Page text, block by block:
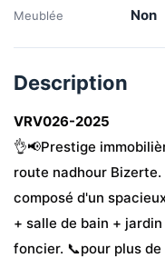
Meublée Non
Description
VRV026-2025
👌📢Prestige
route nadhour
composé d'un
+ salle de bain +
foncier. 📞pour plus